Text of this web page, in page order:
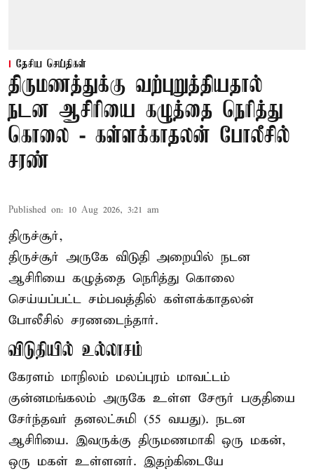
தேசிய செய்திகள்
திருமணத்துக்கு வற்புறுத்தியதால்
நடன ஆசிரியை கழுத்தை நெரித்து
கொலை - கள்ளக்காதலன் போலீசில்
சரண்
Published on: 10 Aug 2026, 3:21 am
திருச்சூர்,
திருச்சூர் அருகே விடுதி அறையில் நடன
ஆசிரியை கழுத்தை நெரித்து கொலை
செய்யப்பட்ட சம்பவத்தில் கள்ளக்காதலன்
போலீசில் சரணடைந்தார்.
விடுதியில் உல்லாசம்
கேரளம் மாநிலம் மலப்புரம் மாவட்டம்
குன்னமங்கலம் அருகே உள்ள சேரூர் பகுதியை
சேர்ந்தவர் தனலட்சுமி (55 வயது). நடன
ஆசிரியை. இவருக்கு திருமணமாகி ஒரு மகன்,
ஒரு மகள் உள்ளனர். இதற்கிடையே